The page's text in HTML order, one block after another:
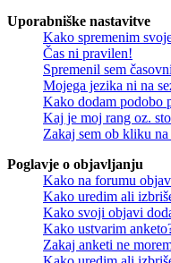
Uporabniške nastavitve
Kako spremenim
Čas ni pravilen!
Spremenil sem
Mojega jezika ni na
Kako dodam podobo
Kaj je moj rang oz.
Zakaj sem ob kliku
Poglavje o objavljanju
Kako na forumu
Kako uredim ali
Kako svoji objavi
Kako ustvarim
Zakaj anketi ne